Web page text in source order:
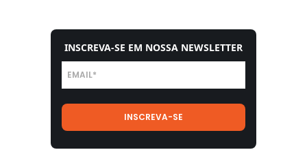
INSCREVA-SE EM NOSSA NEWSLETTER